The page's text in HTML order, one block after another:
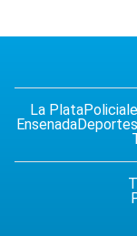
La Plata
EnsenadaDeportes